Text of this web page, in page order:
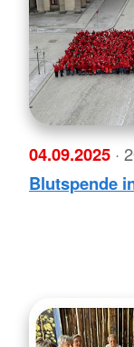
04.09.2025 ·
Blutspende